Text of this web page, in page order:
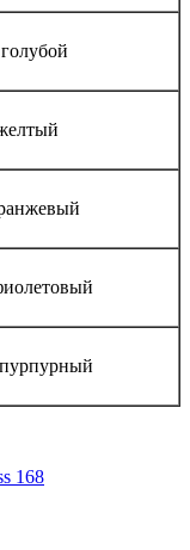
168